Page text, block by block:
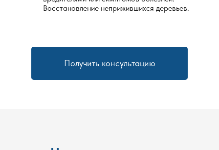
Восстановление неприжившихся деревьев.
Получить консультацию